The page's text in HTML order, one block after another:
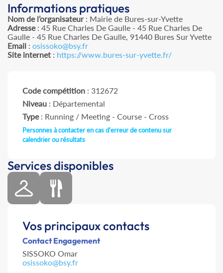
Informations pratiques
Nom de l’organisateur: Mairie de Bures-sur-Yvette
Adresse: 45 Rue Charles De Gaulle - 45 Rue Charles De
Gaulle - 45 Rue Charles De Gaulle, 91440 Bures Sur Yvette
Email : osissoko@bsy.fr
Site internet : https://www.bures-sur-yvette.fr/
Code compétition : 312672
Niveau : Départemental
Type: Running / Meeting - Course - Cross
Personnes à contacter en cas d'erreur de contenu sur
calendrier ou résultats
Services disponibles
Vos principaux contacts
Contact Engagement
SISSOKO Omar
osissoko@bsy.fr